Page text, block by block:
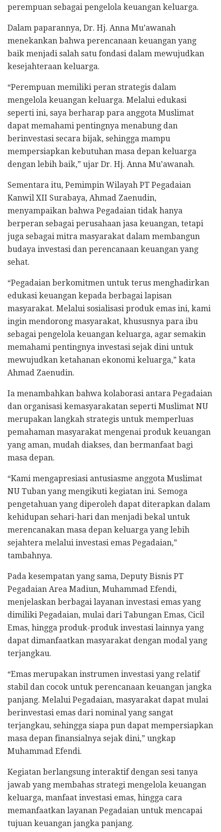
perempuan sebagai pengelola keuangan keluarga.
Dalam paparannya, Dr. Hj. Anna Mu’awanah
menekankan bahwa perencanaan keuangan yang
baik menjadi salah satu fondasi dalam mewujudkan
kesejahteraan keluarga.
“Perempuan memiliki peran strategis dalam
mengelola keuangan keluarga. Melalui edukasi
seperti ini, saya berharap para anggota Muslimat
dapat memahami pentingnya menabung dan
berinvestasi secara bijak, sehingga mampu
mempersiapkan kebutuhan masa depan keluarga
dengan lebih baik,” ujar Dr. Hj. Anna Mu’awanah.
Sementara itu, Pemimpin Wilayah PT Pegadaian
Kanwil XII Surabaya, Ahmad Zaenudin,
menyampaikan bahwa Pegadaian tidak hanya
berperan sebagai perusahaan jasa keuangan, tetapi
juga sebagai mitra masyarakat dalam membangun
budaya investasi dan perencanaan keuangan yang
sehat.
“Pegadaian berkomitmen untuk terus menghadirkan
edukasi keuangan kepada berbagai lapisan
masyarakat. Melalui sosialisasi produk emas ini, kami
ingin mendorong masyarakat, khususnya para ibu
sebagai pengelola keuangan keluarga, agar semakin
memahami pentingnya investasi sejak dini untuk
mewujudkan ketahanan ekonomi keluarga,” kata
Ahmad Zaenudin.
Ia menambahkan bahwa kolaborasi antara Pegadaian
dan organisasi kemasyarakatan seperti Muslimat NU
merupakan langkah strategis untuk memperluas
pemahaman masyarakat mengenai produk keuangan
yang aman, mudah diakses, dan bermanfaat bagi
masa depan.
“Kami mengapresiasi antusiasme anggota Muslimat
NU Tuban yang mengikuti kegiatan ini. Semoga
pengetahuan yang diperoleh dapat diterapkan dalam
kehidupan sehari-hari dan menjadi bekal untuk
merencanakan masa depan keluarga yang lebih
sejahtera melalui investasi emas Pegadaian,”
tambahnya.
Pada kesempatan yang sama, Deputy Bisnis PT
Pegadaian Area Madiun, Muhammad Efendi,
menjelaskan berbagai layanan investasi emas yang
dimiliki Pegadaian, mulai dari Tabungan Emas, Cicil
Emas, hingga produk-produk investasi lainnya yang
dapat dimanfaatkan masyarakat dengan modal yang
terjangkau.
“Emas merupakan instrumen investasi yang relatif
stabil dan cocok untuk perencanaan keuangan jangka
panjang. Melalui Pegadaian, masyarakat dapat mulai
berinvestasi emas dari nominal yang sangat
terjangkau, sehingga siapa pun dapat mempersiapkan
masa depan finansialnya sejak dini,” ungkap
Muhammad Efendi.
Kegiatan berlangsung interaktif dengan sesi tanya
jawab yang membahas strategi mengelola keuangan
keluarga, manfaat investasi emas, hingga cara
memanfaatkan layanan Pegadaian untuk mencapai
tujuan keuangan jangka panjang.